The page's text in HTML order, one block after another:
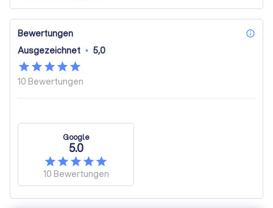
Bewertungen
Ausgezeichnet • 5,0
10 Bewertungen
Google
5.0
10 Bewertungen